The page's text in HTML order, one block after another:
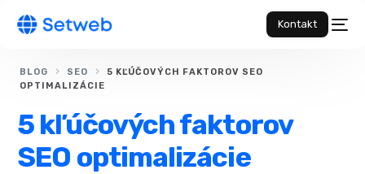
Kontakt
BLOG SEO
5 KĽÚČOVÝCH FAKTOROV SEO
OPTIMALIZÁCIE
5 kľúčových faktorov
SEO optimalizácie